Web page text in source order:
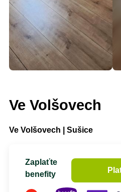
Ve Volšovech
Ve Volšovech | Sušice
Zaplaťte
benefity